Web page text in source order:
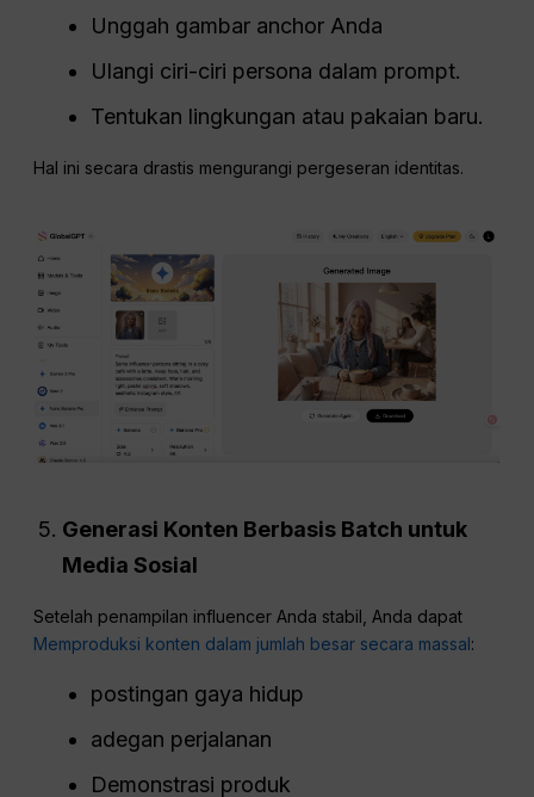
Unggah gambar anchor Anda
Ulangi ciri-ciri persona dalam prompt.
Tentukan lingkungan atau pakaian baru.
Hal ini secara drastis mengurangi pergeseran identitas.
Generasi Konten Berbasis Batch untuk
Media Sosial
Setelah penampilan influencer Anda stabil, Anda dapat
Memproduksi konten dalam jumlah besar secara massal:
postingan gaya hidup
adegan perjalanan
Demonstrasi produk